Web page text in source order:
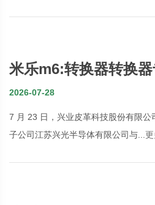
米乐m6:转换器转换
OFweek光通讯网
2026-07-28
7 月 23 日，兴业皮革科技股份有限公
子公司江苏兴光半导体有限公司与...